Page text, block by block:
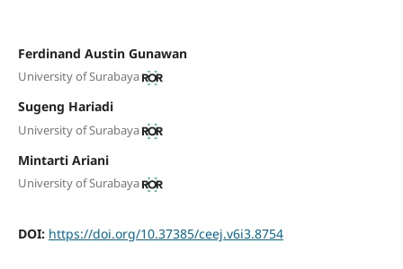
Ferdinand Austin Gunawan
University of Surabaya
Sugeng Hariadi
University of Surabaya
Mintarti Ariani
University of Surabaya
DOI: https://doi.org/10.37385/ceej.v6i3.8754